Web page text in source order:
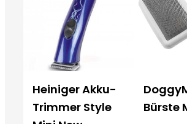
Heiniger Akku-
Trimmer Style
Bürste